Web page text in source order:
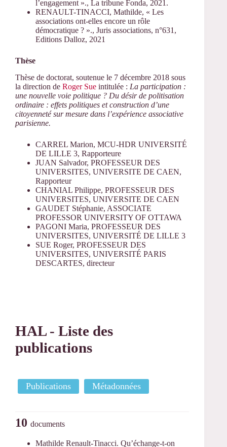
l’engagement »., La tribune Fonda, 2021.
RENAULT-TINACCI, Mathilde, « Les
associations ont-elles encore un rôle
démocratique ? »., Juris associations, n°631,
Editions Dalloz, 2021
Thèse
Thèse de doctorat, soutenue le 7 décembre 2018 sous
la direction de Roger Sue intitulée : La participation :
une nouvelle voie politique ? Du désir de politisation
ordinaire : effets politiques et construction d’une
citoyenneté sur mesure dans l’expérience associative
parisienne.
CARREL Marion, MCU-HDR UNIVERSITÉ
DE LILLE 3, Rapporteure
JUAN Salvador, PROFESSEUR DES
UNIVERSITES, UNIVERSITE DE CAEN,
Rapporteur
CHANIAL Philippe, PROFESSEUR DES
UNIVERSITES, UNIVERSITE DE CAEN
GAUDET Stéphanie, ASSOCIATE
PROFESSOR UNIVERSITY OF OTTAWA
PAGONI Maria, PROFESSEUR DES
UNIVERSITES, UNIVERSITÉ DE LILLE 3
SUE Roger, PROFESSEUR DES
UNIVERSITES, UNIVERSITÉ PARIS
DESCARTES, directeur
HAL - Liste des
publications
Publications Métadonnées
10 documents
Mathilde Renault-Tinacci. Qu’échange-t-on